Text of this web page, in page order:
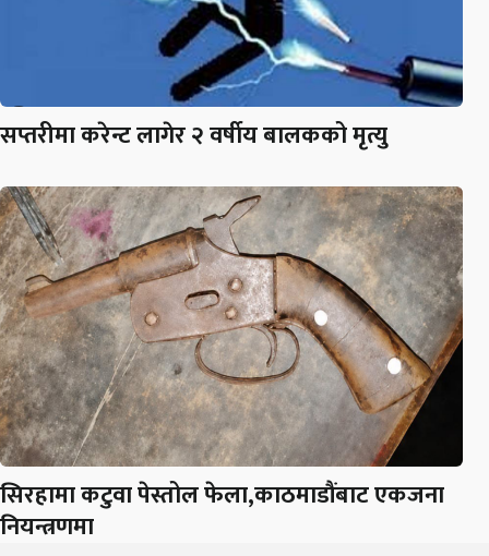
सप्तरीमा करेन्ट लागेर २ वर्षीय बालकको मृत्यु
सिरहामा कटुवा पेस्तोल फेला,काठमाडौंबाट एकजना
नियन्त्रणमा